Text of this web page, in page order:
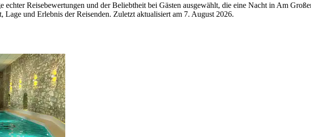
Reisebewertungen und der Beliebtheit bei Gästen ausgewählt, die eine Nacht in Am
Lage und Erlebnis der Reisenden. Zuletzt aktualisiert am 7. August 2026.